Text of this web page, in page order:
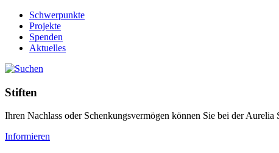
Schwerpunkte
Projekte
Spenden
Aktuelles
Stiften
Ihren Nachlass oder Schenkungsvermögen können Sie bei der
Informieren